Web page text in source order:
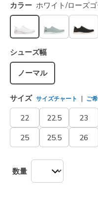
カラー ホワイト/ローズ
選択されました
シューズ幅
ノーマル
サイズ サイズチャート ご
22 22.5 23
25 25.5 26
数量